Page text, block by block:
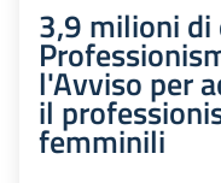
3,9 milioni di
l'Avviso per
il
femminili